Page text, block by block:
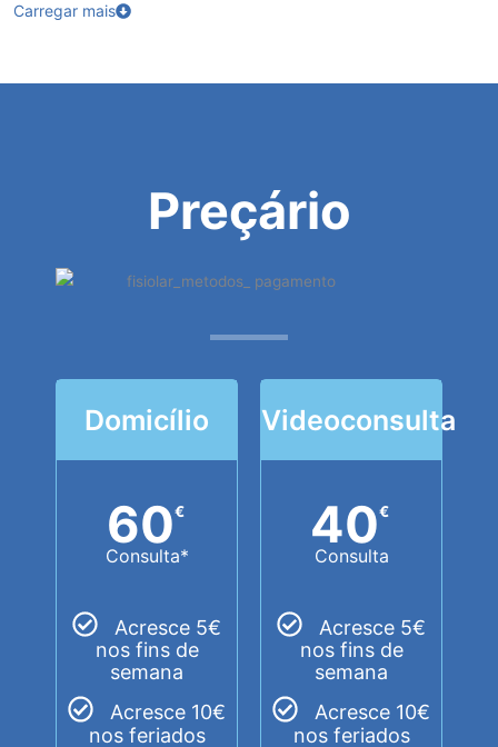
Carregar mais
Preçário
Domicílio
60€
Consulta*
Acresce 5€
nos fins de
semana
Acresce 10€
nos feriados
Videoconsulta
40€
Consulta
Acresce 5€
nos fins de
semana
Acresce 10€
nos feriados